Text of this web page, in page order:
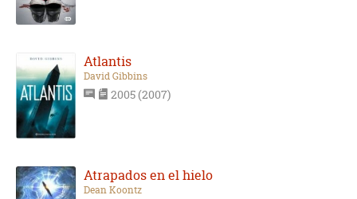
Atlantis
David Gibbins
2005 (2007)
Atrapados en el hielo
Dean Koontz